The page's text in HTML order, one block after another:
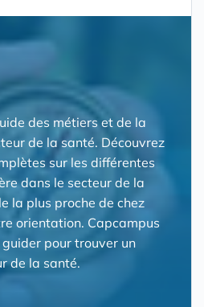
des métiers et de la
de la santé. Découvrez
sur les différentes
dans le secteur de la
la plus proche de chez
orientation. Capcampus
pour trouver un
de la santé.